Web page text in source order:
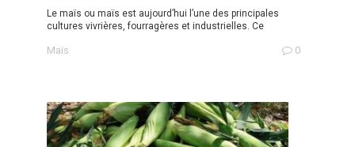
Le maïs ou maïs est aujourd’hui l’une des principales
cultures vivrières, fourragères et industrielles. Ce
Maïs 0